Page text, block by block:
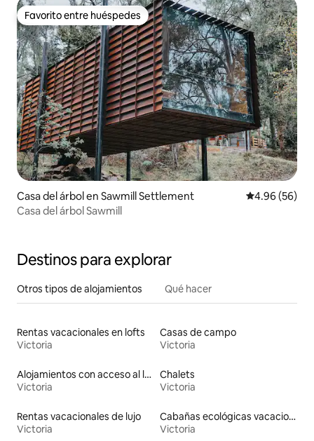
Favorito entre huéspedes
Favorito entre huéspedes
Casa del árbol en Sawmill Settlement Calificación
4.96 (56)
Casa del árbol Sawmill
Destinos para explorar
Otros tipos de alojamientos Qué hacer
Rentas vacacionales en lofts
Victoria
Casas de campo
Victoria
Alojamientos con acceso al lago
Victoria
Chalets
Victoria
Rentas vacacionales de lujo
Victoria
Cabañas ecológicas vacacionales
Victoria